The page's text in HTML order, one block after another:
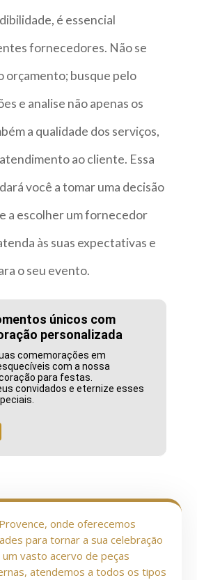
é essencial
fornecedores. Não se
orçamento; busque pelo
e analise não apenas os
a qualidade dos serviços,
ao cliente. Essa
você a tomar uma decisão
a escolher um fornecedor
às suas expectativas e
o seu evento.
únicos com
personalizada
comemorações em
com a nossa
para festas.
convidados e eternize esses
onde oferecemos
para tornar a sua celebração
um vasto acervo de peças
atendemos a todos os tipos